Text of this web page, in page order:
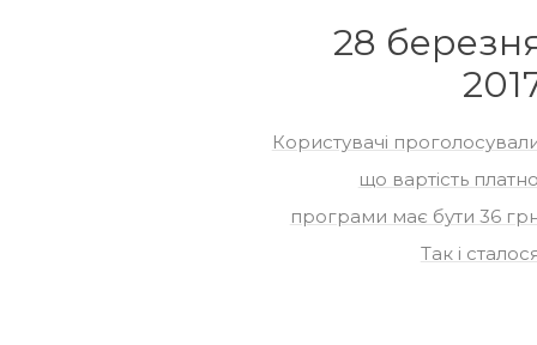
28
Користувачі
що вартість
програми має бути 36
Так і